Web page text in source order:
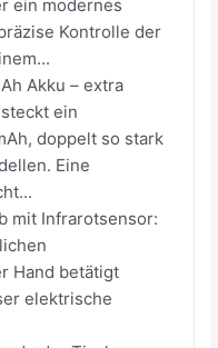
ein modernes
Kontrolle der
Akku – extra
ein
doppelt so stark
Eine
mit Infrarotsensor:
Hand betätigt
elektrische